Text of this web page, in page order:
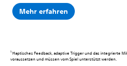
Mehr erfahren
1 Haptisches Feedback, adaptive Trigger und das integrierte
voraussetzen und müssen vom Spiel unterstützt werden.